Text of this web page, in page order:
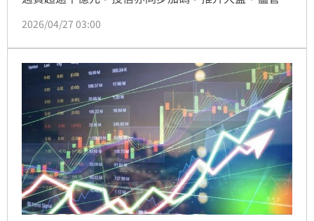
Meta、微軟、蘋果等科技巨頭財報將牽動台廠供應
CMoney篩選，聯發科、緯創、廣達等15檔個股因三月
營收創高且獲法人買超而備受關注，其中AI伺服器與半
導體族群為焦點。然而，指數乖離過大、融資餘額高檔
及外資避險空單，顯示短線震盪風險增高，投資人應留
意盤中波動。
2026/04/27 03:00